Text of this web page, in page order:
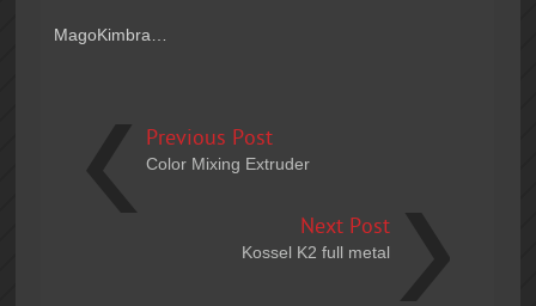
MagoKimbra…
Previous Post
Color Mixing Extruder
Next Post
Kossel K2 full metal